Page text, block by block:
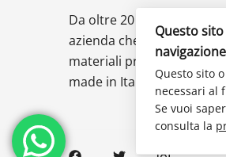
Da oltre 20 anni Fiorè
azienda che si
materiali preziosi per
made in Italy di qualità.
Questo
navigazione
Questo sito
necessari al
Se vuoi
consulta la